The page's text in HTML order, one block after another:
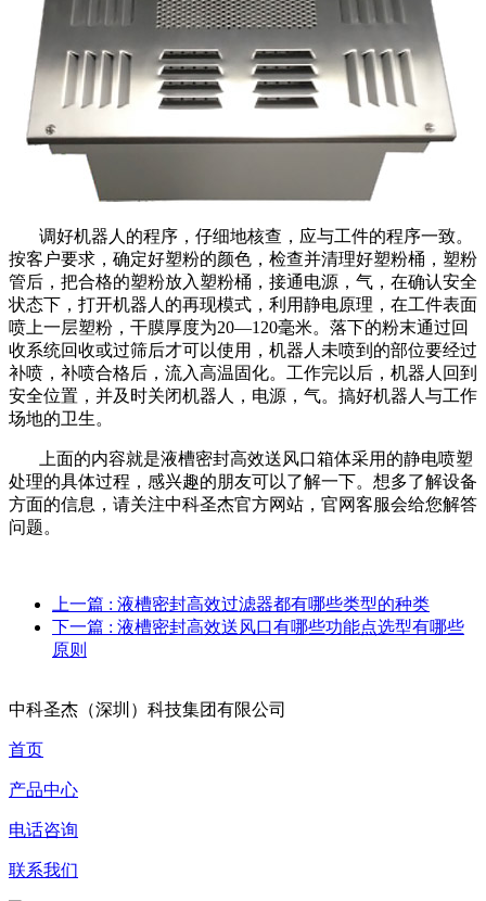
调好机器人的程序，仔细地核查，应与工件的程序一致。
按客户要求，确定好塑粉的颜色，检查并清理好塑粉桶，塑粉
管后，把合格的塑粉放入塑粉桶，接通电源，气，在确认安全
状态下，打开机器人的再现模式，利用静电原理，在工件表面
喷上一层塑粉，干膜厚度为20—120毫米。落下的粉末通过回
收系统回收或过筛后才可以使用，机器人未喷到的部位要经过
补喷，补喷合格后，流入高温固化。工作完以后，机器人回到
安全位置，并及时关闭机器人，电源，气。搞好机器人与工作
场地的卫生。
上面的内容就是液槽密封高效送风口箱体采用的静电喷塑
处理的具体过程，感兴趣的朋友可以了解一下。想多了解设备
方面的信息，请关注中科圣杰官方网站，官网客服会给您解答
问题。
上一篇 : 液槽密封高效过滤器都有哪些类型的种类
下一篇 : 液槽密封高效送风口有哪些功能点选型有哪些
原则
中科圣杰（深圳）科技集团有限公司
首页
产品中心
电话咨询
联系我们